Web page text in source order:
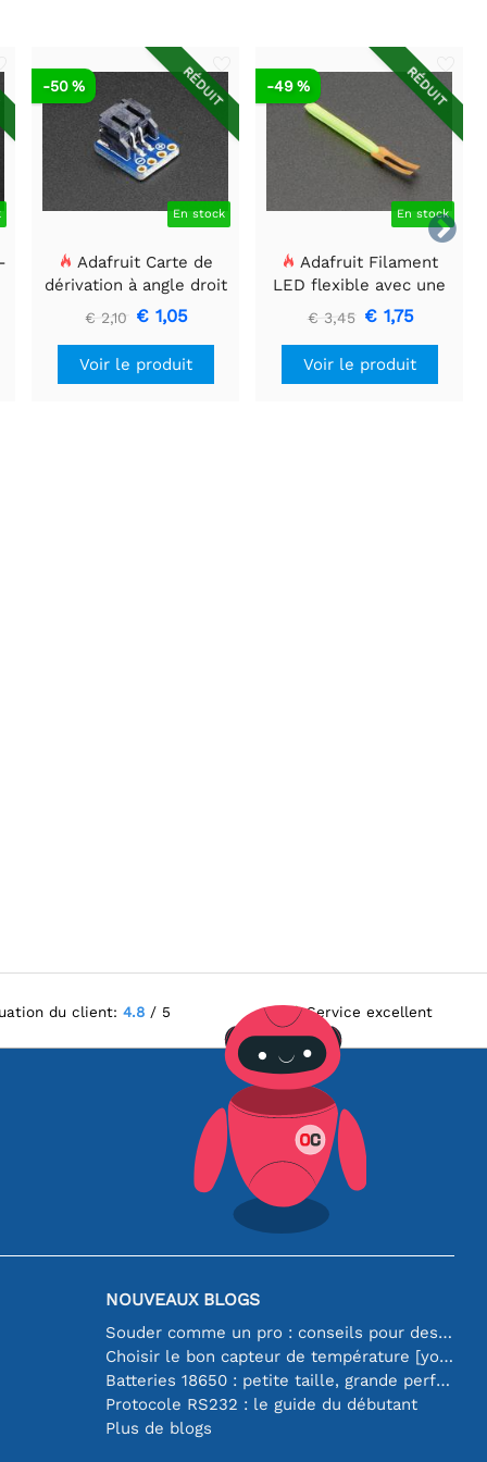

RÉDUIT
En stock
-50 %
Adafruit Carte de
dérivation à angle droit
CMS à 2 broches JST-
€ 2,10 € 1,05
Voir le produit
RÉDUIT
En stock
-49 %
Adafruit Filament
LED flexible avec une
seule connexion - 3V 25
mm de long - Vert
€ 3,45 € 1,75
Voir le produit
du client:4.8 / 5 Service excellent
NOUVEAUX BLOGS
Souder comme un pro : conseils pour des connexions électroniques parfaites
Choisir le bon capteur de température [youtube]
Batteries 18650 : petite taille, grande performance
Protocole RS232 : le guide du débutant
Plus de blogs